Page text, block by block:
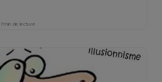
7min de lecture